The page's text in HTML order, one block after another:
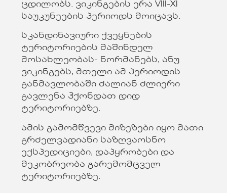
ცდილობს. ვიკინგების ერა VIII-XI
საუკუნეების პერიოდს მოიცავს.
სკანდინავიური ქვეყნების
ტერიტორიების მაშინდელ
მოსახლეობას- ნორმანებს, ანუ
ვიკინგებს, მთელი ამ პერიოდის
განმავლობაში ძალიან ძლიერი
გავლენა ჰქონდათ დიდ
ტერიტორიებზე.
ამის გამომწვევი მიზეზები იყო მათი
გრძელვადიანი საზღვაოსნო
ექსპედიციები, დაპყრობები და
მეკობრეობა გარემომცველ
ტერიტორიებზე.